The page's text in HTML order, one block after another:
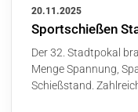
20.11.2025
Sportschießen
Der 32. Stadtpokal
Menge Spannung,
Schießstand.